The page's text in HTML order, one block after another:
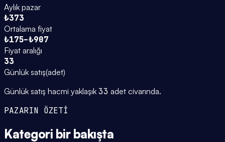
Aylık pazar
₺373
Ortalama fiyat
₺175–₺907
Fiyat aralığı
33
Günlük satış(adet)
Günlük satış hacmi yaklaşık 33 adet civarında.
PAZARIN ÖZETİ
Kategori bir bakışta